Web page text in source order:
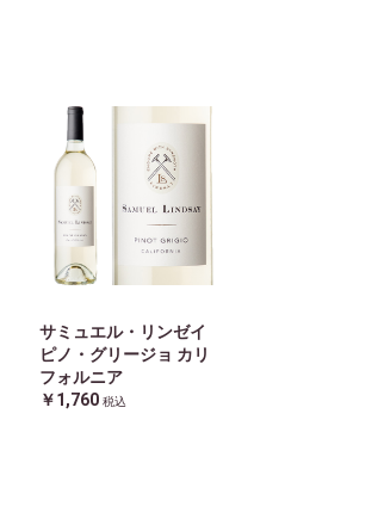
サミュエル・リンゼイ
ピノ・グリージョ カリ
フォルニア
￥1,760 税込